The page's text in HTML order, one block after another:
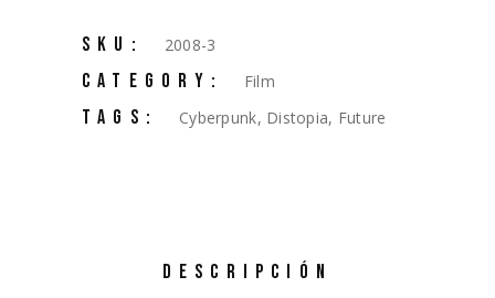
SKU: 2008-3
CATEGORY: Film
TAGS: Cyberpunk, Distopia, Future
DESCRIPCIÓN